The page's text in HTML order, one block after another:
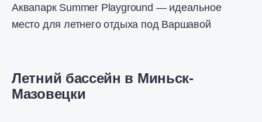
Аквапарк Summer Playground — идеальное
место для летнего отдыха под Варшавой
Летний бассейн в Миньск-
Мазовецки